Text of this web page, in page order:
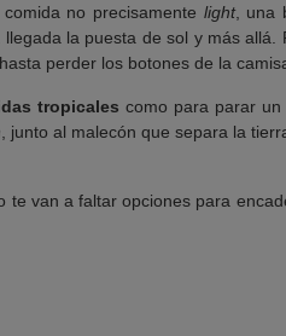
no precisamente light, una
la puesta de sol y más allá.
perder los botones de la
tropicales como para parar
, junto al malecón que separa la
te van a faltar opciones para